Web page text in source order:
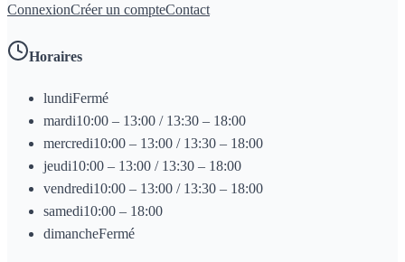
ConnexionCréer un compteContact
Horaires
lundiFermé
mardi10:00 – 13:00 / 13:30 – 18:00
mercredi10:00 – 13:00 / 13:30 – 18:00
jeudi10:00 – 13:00 / 13:30 – 18:00
vendredi10:00 – 13:00 / 13:30 – 18:00
samedi10:00 – 18:00
dimancheFermé